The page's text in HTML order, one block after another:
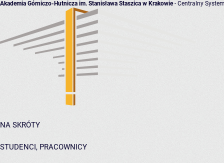
Akademia Górniczo-Hutnicza im. Stanisława Staszica w Krakowie- Centralny
NA SKRÓTY
STUDENCI, PRACOWNICY